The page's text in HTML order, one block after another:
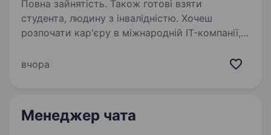
Повна зайнятість. Також готові взяти
студента, людину з інвалідністю. Хочеш
розпочати кар'єру в міжнародній IT-компанії,
для тебе! EvoPlay — одна з провідних
вчора
Менеджер чата